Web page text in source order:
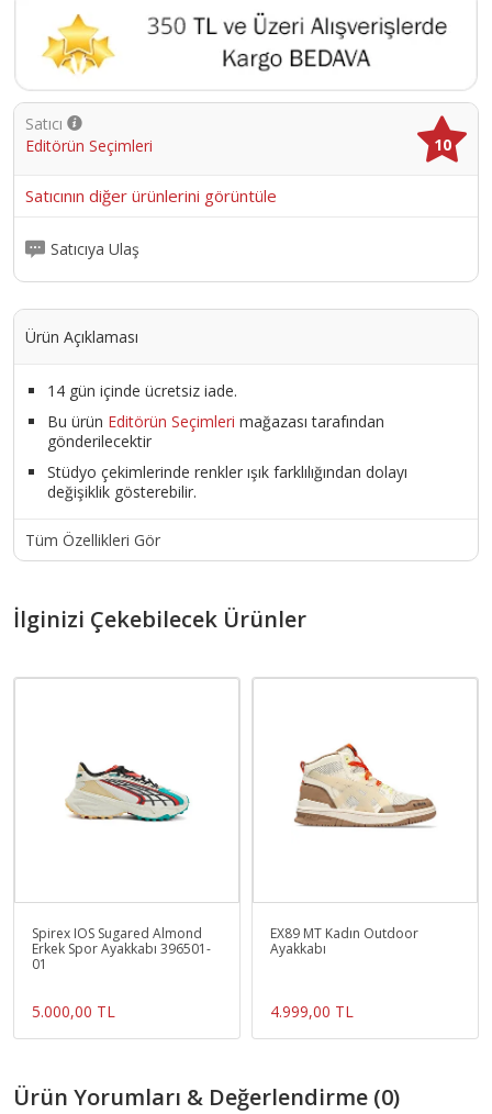
Satıcı
Editörün Seçimleri
10
Satıcının diğer ürünlerini görüntüle
Satıcıya Ulaş
Ürün Açıklaması
14 gün içinde ücretsiz iade.
Bu ürün Editörün Seçimleri mağazası tarafından
gönderilecektir
Stüdyo çekimlerinde renkler ışık farklılığından dolayı
değişiklik gösterebilir.
Tüm Özellikleri Gör
İlginizi Çekebilecek Ürünler
Spirex IOS Sugared Almond
Erkek Spor Ayakkabı 396501-
01
5.000,00 TL
EX89 MT Kadın Outdoor
Ayakkabı
4.999,00 TL
Ürün Yorumları & Değerlendirme (0)